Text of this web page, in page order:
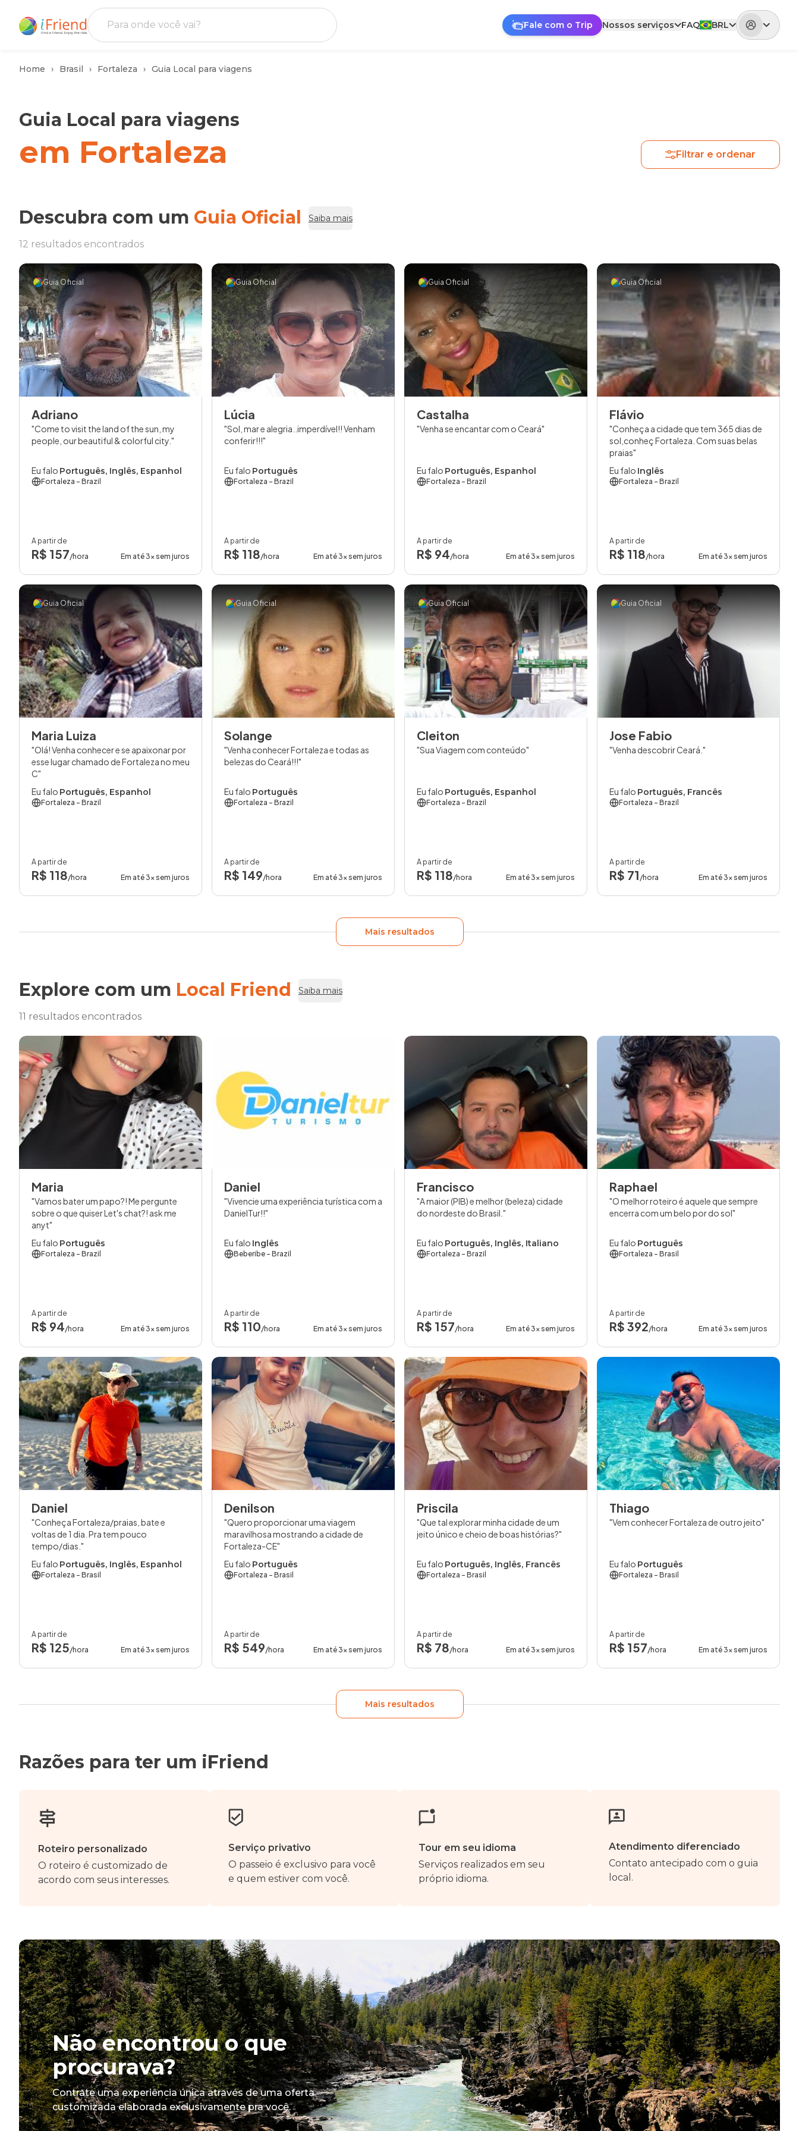
Fale com o Trip Nossos serviços FAQ BRL
Home Brasil Fortaleza Guia Local para viagens
Guia Local para viagens
em Fortaleza Filtrar e ordenar
Descubra com um Guia Oficial Saiba mais
12 resultados encontrados
Guia Oficial
Adriano
Come to visit the land of the sun, my
people, our beautiful & colorful city.
Eu falo Português, Inglês, Espanhol
Fortaleza - Brazil
A partir de
R$ 157/hora Em até 3x sem juros
Guia Oficial
Lúcia
Sol, mar e alegria..imperdível!! Venham
conferir!!!
Eu falo Português
Fortaleza - Brazil
A partir de
R$ 118/hora Em até 3x sem juros
Guia Oficial
Castalha
Venha se encantar com o Ceará
Eu falo Português, Espanhol
Fortaleza - Brazil
A partir de
R$ 94/hora Em até 3x sem juros
Guia Oficial
Flávio
Conheça a cidade que tem 365 dias de
sol,conheç Fortaleza. Com suas belas
praias
Eu falo Inglês
Fortaleza - Brazil
A partir de
R$ 118/hora Em até 3x sem juros
Guia Oficial
Maria Luiza
Olá! Venha conhecer e se apaixonar por
esse lugar chamado de Fortaleza no meu
C
Eu falo Português, Espanhol
Fortaleza - Brazil
A partir de
R$ 118/hora Em até 3x sem juros
Guia Oficial
Solange
Venha conhecer Fortaleza e todas as
belezas do Ceará!!!
Eu falo Português
Fortaleza - Brazil
A partir de
R$ 149/hora Em até 3x sem juros
Guia Oficial
Cleiton
Sua Viagem com conteúdo
Eu falo Português, Espanhol
Fortaleza - Brazil
A partir de
R$ 118/hora Em até 3x sem juros
Guia Oficial
Jose Fabio
Venha descobrir Ceará.
Eu falo Português, Francês
Fortaleza - Brazil
A partir de
R$ 71 /hora Em até 3x sem juros
Mais resultados
Explore com um Local Friend Saiba mais
11 resultados encontrados
Maria
Vamos bater um papo?! Me pergunte
sobre o que quiser Let's chat?! ask me
anyt
Eu falo Português
Fortaleza - Brazil
A partir de
R$ 94/hora Em até 3x sem juros
Daniel
Vivencie uma experiência turística com a
DanielTur!!
Eu falo Inglês
Beberibe - Brazil
A partir de
R$ 110/hora Em até 3x sem juros
Francisco
A maior (PIB) e melhor (beleza) cidade
do nordeste do Brasil.
Eu falo Português, Inglês, Italiano
Fortaleza - Brazil
A partir de
R$ 157/hora Em até 3x sem juros
Raphael
O melhor roteiro é aquele que sempre
encerra com um belo por do sol
Eu falo Português
Fortaleza - Brasil
A partir de
R$ 392/hora Em até 3x sem juros
Daniel
Conheça Fortaleza/praias, bate e
voltas de 1 dia. Pra tem pouco
tempo/dias.
Eu falo Português, Inglês, Espanhol
Fortaleza - Brasil
A partir de
R$ 125/hora Em até 3x sem juros
Denilson
Quero proporcionar uma viagem
maravilhosa mostrando a cidade de
Fortaleza-CE
Eu falo Português
Fortaleza - Brasil
A partir de
R$ 549/hora Em até 3x sem juros
Priscila
Que tal explorar minha cidade de um
jeito único e cheio de boas histórias?
Eu falo Português, Inglês, Francês
Fortaleza - Brasil
A partir de
R$ 78/hora Em até 3x sem juros
Thiago
Vem conhecer Fortaleza de outro jeito
Eu falo Português
Fortaleza - Brasil
A partir de
R$ 157/hora Em até 3x sem juros
Mais resultados
Razões para ter um iFriend
Roteiro personalizado
O roteiro é customizado de
acordo com seus interesses.
Serviço privativo
O passeio é exclusivo para você
e quem estiver com você.
Tour em seu idioma
Serviços realizados em seu
próprio idioma.
Atendimento diferenciado
Contato antecipado com o guia
local.
Não encontrou o que
procurava?
Contrate uma experiência única através de uma oferta
customizada elaborada exclusivamente pra você.